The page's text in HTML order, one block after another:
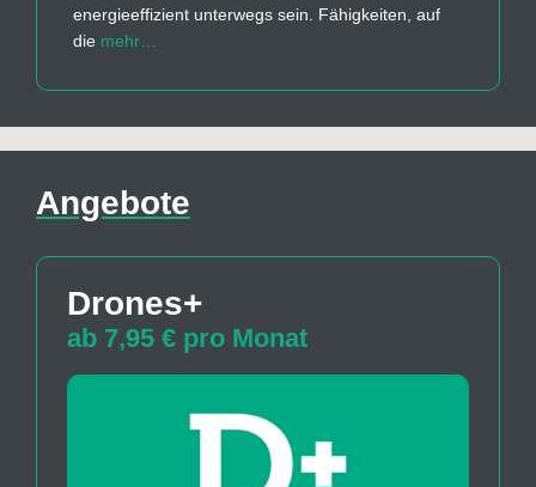
energieeffizient unterwegs sein. Fähigkeiten, auf
die mehr…
Angebote
Drones+
ab 7,95 € pro Monat